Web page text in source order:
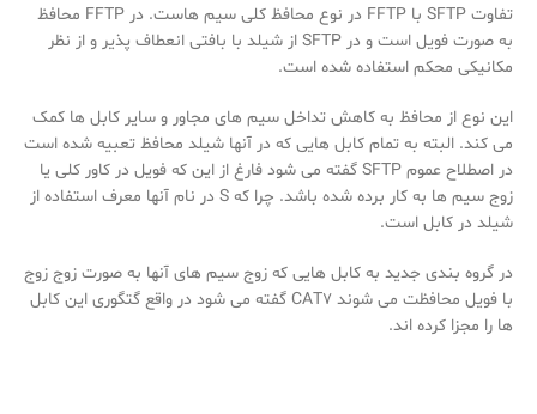
تفاوت SFTP با FFTP در نوع محافظ کلی سیم هاست. در FFTP محافظ
به صورت فویل است و در SFTP از شیلد با بافتی انعطاف پذیر و از نظر
مکانیکی محکم استفاده شده است.
این نوع از محافظ به کاهش تداخل سیم های مجاور و سایر کابل ها کمک
می کند. البته به تمام کابل هایی که در آنها شیلد محافظ تعبیه شده است
در اصطلاح عموم SFTP گفته می شود فارغ از این که فویل در کاور کلی یا
زوج سیم ها به کار برده شده باشد. چرا که S در نام آنها معرف استفاده از
شیلد در کابل است.
در گروه بندی جدید به کابل هایی که زوج سیم های آنها به صورت زوج زوج
با فویل محافظت می شوند CAT7 گفته می شود در واقع گتگوری این کابل
ها را مجزا کرده اند.